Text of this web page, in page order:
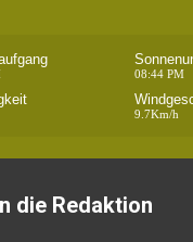
08:44 PM
9.7Km/h
die Redaktion